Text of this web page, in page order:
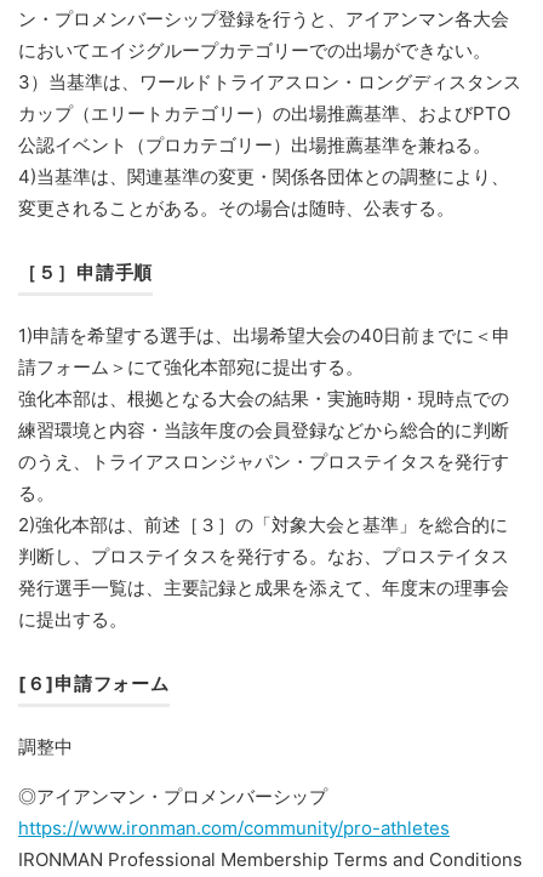
ン・プロメンバーシップ登録を行うと、アイアンマン各大会
においてエイジグループカテゴリーでの出場ができない。
3）当基準は、ワールドトライアスロン・ロングディスタンス
カップ（エリートカテゴリー）の出場推薦基準、およびPTO
公認イベント（プロカテゴリー）出場推薦基準を兼ねる。
4)当基準は、関連基準の変更・関係各団体との調整により、
変更されることがある。その場合は随時、公表する。
［５］申請手順
1)申請を希望する選手は、出場希望大会の40日前までに＜申
請フォーム＞にて強化本部宛に提出する。
強化本部は、根拠となる大会の結果・実施時期・現時点での
練習環境と内容・当該年度の会員登録などから総合的に判断
のうえ、トライアスロンジャパン・プロステイタスを発行す
る。
2)強化本部は、前述［３］の「対象大会と基準」を総合的に
判断し、プロステイタスを発行する。なお、プロステイタス
発行選手一覧は、主要記録と成果を添えて、年度末の理事会
に提出する。
[６]申請フォーム
調整中
◎アイアンマン・プロメンバーシップ
https://www.ironman.com/community/pro-athletes
IRONMAN Professional Membership Terms and Conditions